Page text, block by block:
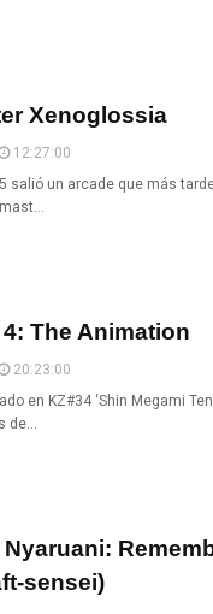
Xenoglossia
12:27:00
salió un arcade que más
The Animation
20:23:00
en KZ#34 ‘Shin Megami
de…
sensei)